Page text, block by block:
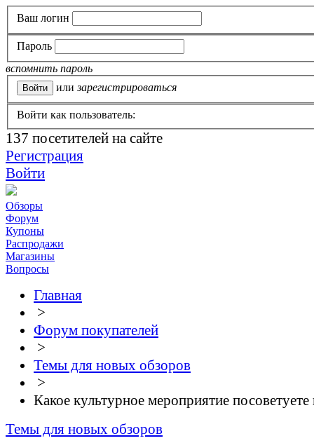
Ваш логин
Пароль
вспомнить пароль
или зарегистрироваться
Войти как пользователь:
137 посетителей на сайте
Регистрация
Войти
Обзоры
Форум
Купоны
Распродажи
Магазины
Вопросы
Главная
>
Форум покупателей
>
Темы для новых обзоров
>
Какое культурное мероприятие посоветуете
Темы для новых обзоров